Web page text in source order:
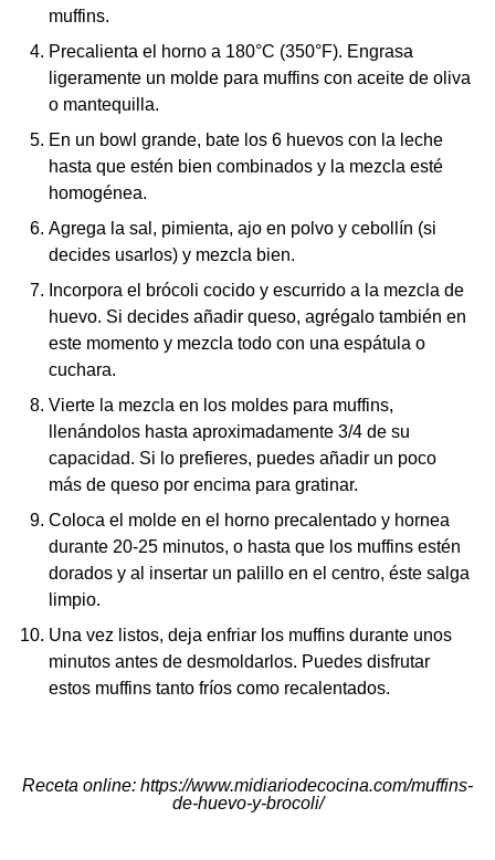
muffins.
Precalienta el horno a 180°C (350°F). Engrasa
ligeramente un molde para muffins con aceite de oliva
o mantequilla.
En un bowl grande, bate los 6 huevos con la leche
hasta que estén bien combinados y la mezcla esté
homogénea.
Agrega la sal, pimienta, ajo en polvo y cebollín (si
decides usarlos) y mezcla bien.
Incorpora el brócoli cocido y escurrido a la mezcla de
huevo. Si decides añadir queso, agrégalo también en
este momento y mezcla todo con una espátula o
cuchara.
Vierte la mezcla en los moldes para muffins,
llenándolos hasta aproximadamente 3/4 de su
capacidad. Si lo prefieres, puedes añadir un poco
más de queso por encima para gratinar.
Coloca el molde en el horno precalentado y hornea
durante 20-25 minutos, o hasta que los muffins estén
dorados y al insertar un palillo en el centro, éste salga
limpio.
Una vez listos, deja enfriar los muffins durante unos
minutos antes de desmoldarlos. Puedes disfrutar
estos muffins tanto fríos como recalentados.
Receta online: https://www.midiariodecocina.com/muffins-
de-huevo-y-brocoli/